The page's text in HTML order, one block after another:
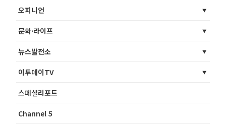
오피니언
문화·라이프
뉴스발전소
이투데이TV
스페셜리포트
Channel 5